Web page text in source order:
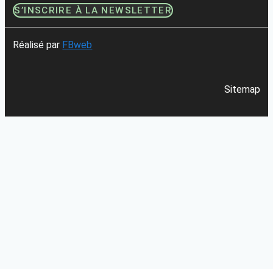
S’INSCRIRE À LA NEWSLETTER
Réalisé par FBweb
Sitemap